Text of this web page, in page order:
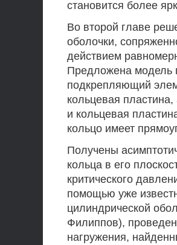
становится более
Во второй главе
оболочки,
действием
Предложена модель
подкрепляющий
кольцевая
и кольцевая
кольцо имеет
Получены
кольца в его
критического
помощью уже
цилиндрической
Филиппов),
нагружения,